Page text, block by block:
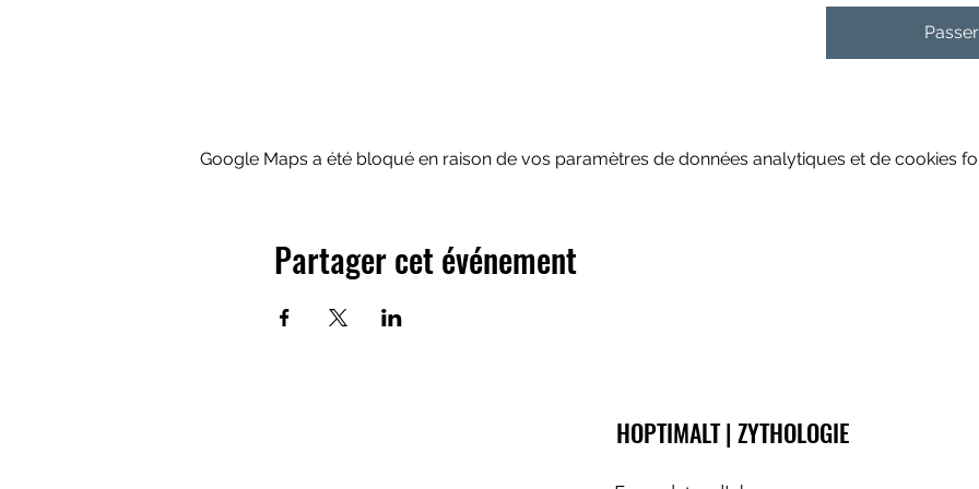
Google Maps a été bloqué en raison de vos paramètres de données analytiques et de cookies
Partager cet événement
HOPTIMALT | ZYTHOLOGIE